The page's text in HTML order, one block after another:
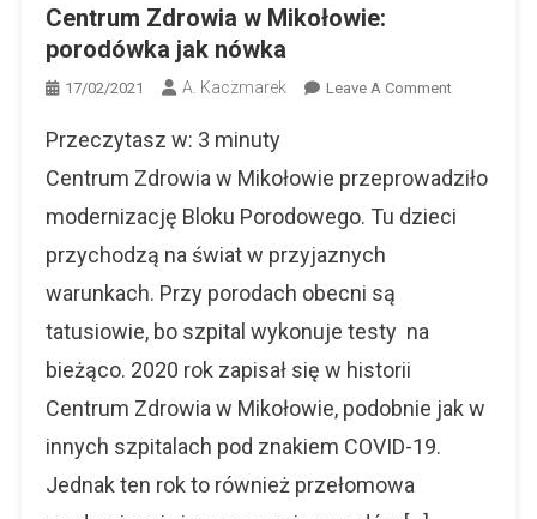
Centrum Zdrowia w Mikołowie:
porodówka jak nówka
17/02/2021 A. Kaczmarek Leave A CommentOn
W
Porodówka
Przeczytasz w: 3 minuty
Centrum Zdrowia w Mikołowie przeprowadziło
modernizację Bloku Porodowego. Tu dzieci
przychodzą na świat w przyjaznych
warunkach. Przy porodach obecni są
tatusiowie, bo szpital wykonuje testy na
bieżąco. 2020 rok zapisał się w historii
Centrum Zdrowia w Mikołowie, podobnie jak w
innych szpitalach pod znakiem COVID-19.
Jednak ten rok to również przełomowa